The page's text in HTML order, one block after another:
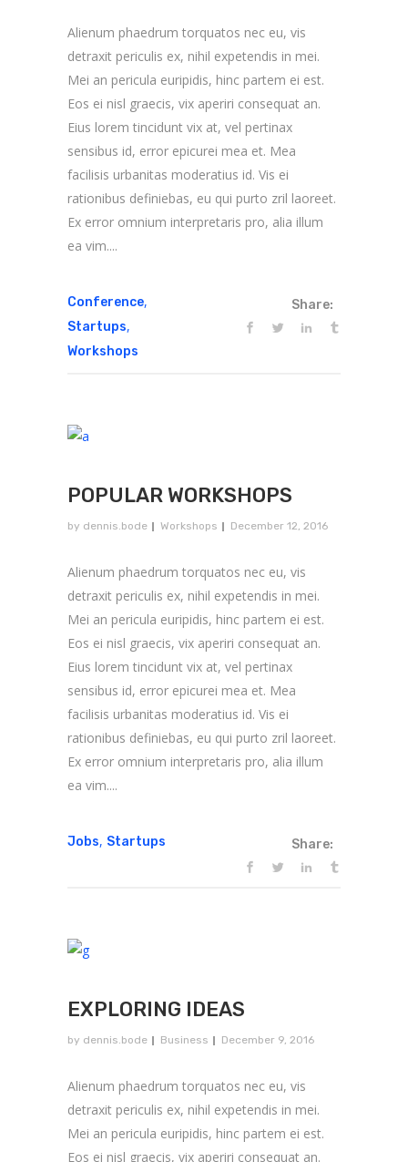
Alienum phaedrum torquatos nec eu, vis
detraxit periculis ex, nihil expetendis in mei.
Mei an pericula euripidis, hinc partem ei est.
Eos ei nisl graecis, vix aperiri consequat an.
Eius lorem tincidunt vix at, vel pertinax
sensibus id, error epicurei mea et. Mea
facilisis urbanitas moderatius id. Vis ei
rationibus definiebas, eu qui purto zril laoreet.
Ex error omnium interpretaris pro, alia illum
ea vim....
Conference,
Startups,
Workshops
Share:
POPULAR WORKSHOPS
by dennis.bode Workshops December 12, 2016
Alienum phaedrum torquatos nec eu, vis
detraxit periculis ex, nihil expetendis in mei.
Mei an pericula euripidis, hinc partem ei est.
Eos ei nisl graecis, vix aperiri consequat an.
Eius lorem tincidunt vix at, vel pertinax
sensibus id, error epicurei mea et. Mea
facilisis urbanitas moderatius id. Vis ei
rationibus definiebas, eu qui purto zril laoreet.
Ex error omnium interpretaris pro, alia illum
ea vim....
Jobs, Startups Share:
EXPLORING IDEAS
by dennis.bode Business December 9, 2016
Alienum phaedrum torquatos nec eu, vis
detraxit periculis ex, nihil expetendis in mei.
Mei an pericula euripidis, hinc partem ei est.
Eos ei nisl graecis, vix aperiri consequat an.